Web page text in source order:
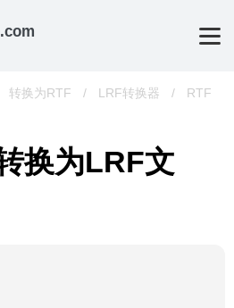
转换为RTF / LRF转换器 /
RTF
换为LRF文